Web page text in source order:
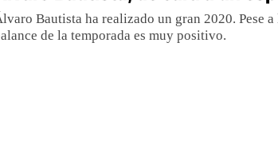
Bautista ha realizado un gran 2020. Pese
de la temporada es muy positivo.